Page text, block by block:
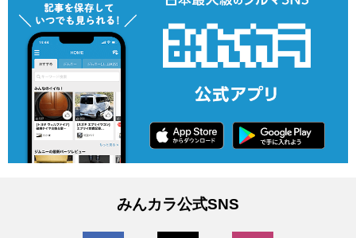
みんカラ公式SNS